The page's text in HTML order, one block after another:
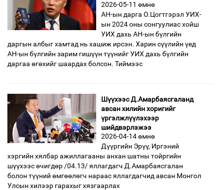
2026-05-11 өмнө
АН-ын дарга О.Цогтгэрэл УИХ-
ын 2024 оны сонгуулиас хойш
УИХ дахь АН-ын бүлгийн
даргын албыг хамтад нь хашиж ирсэн. Харин сүүлийн үед
АН-ын бүлгийн зарим гишүүн түүнийг УИХ дахь бүлгийн
даргаа өгөхийг шаардах болсон. Тиймээс
Шүүхээс Д.Амарбаясгаланд
авсан хилийн хоригийг
үргэлжлүүлэхээр
шийдвэрлэжээ
2026-04-14 өмнө
Дүүргийн Эрүү, Иргэний
хэргийн хялбар ажиллагааны анхан шатны тойргийн
шүүхээс өчигдөр /04.13/ яллагдагч Д.Амарбаясгалан
болон түүний өмгөөлөгч нараас яллагдагчид авсан Монгол
Улсын хилээр гарахыг хязгаарлах